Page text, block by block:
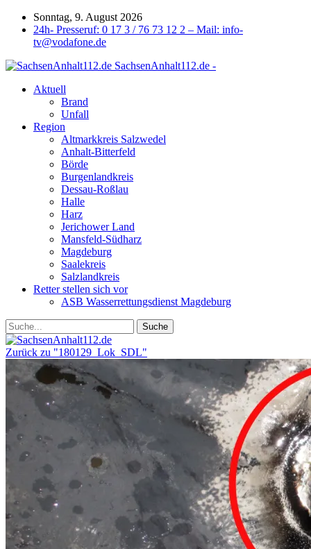
Sonntag, 9. August 2026
24h- Presseruf: 0 17 3 / 76 73 12 2 – Mail: info-
tv@vodafone.de
SachsenAnhalt112.de -
Aktuell
Brand
Unfall
Region
Altmarkkreis Salzwedel
Anhalt-Bitterfeld
Börde
Burgenlandkreis
Dessau-Roßlau
Halle
Harz
Jerichower Land
Mansfeld-Südharz
Magdeburg
Saalekreis
Salzlandkreis
Retter stellen sich vor
ASB Wasserrettungsdienst Magdeburg
Zurück zu "180129_Lok_SDL"